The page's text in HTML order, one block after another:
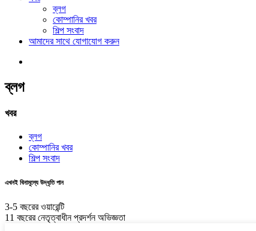
ব্লগ
কোম্পানির খবর
শিল্প সংবাদ
আমাদের সাথে যোগাযোগ করুন
ব্লগ
খবর
ব্লগ
কোম্পানির খবর
শিল্প সংবাদ
এখনই বিনামূল্যে উদ্ধৃতি পান
3-5 বছরের ওয়ারেন্টি
11 বছরের নেতৃত্বাধীন প্রদর্শন অভিজ্ঞতা